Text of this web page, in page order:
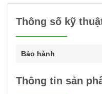
Thông số kỹ
Bảo hành
Thông tin sản